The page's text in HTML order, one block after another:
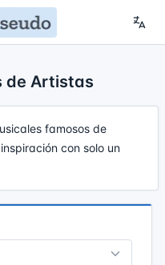
de Artistas
famosos de
con solo un